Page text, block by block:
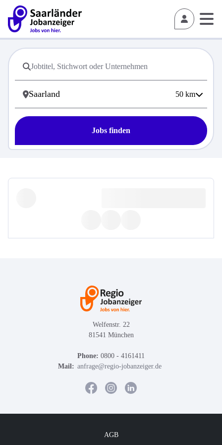
50 km
Jobs finden
Welfenstr. 22
81541 München
Phone: 0800 - 4161411
Mail: anfrage@regio-jobanzeiger.de
AGB